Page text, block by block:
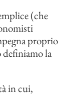
(che
proprio
definiamo la
in cui,